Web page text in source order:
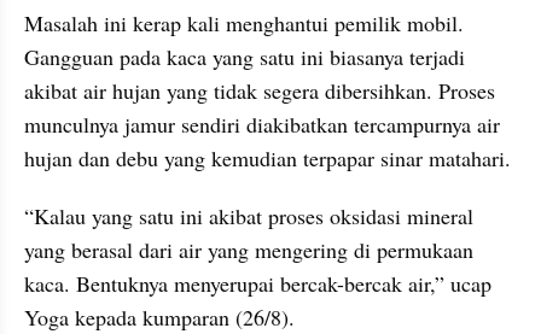
Masalah ini kerap kali menghantui pemilik mobil.
Gangguan pada kaca yang satu ini biasanya terjadi
akibat air hujan yang tidak segera dibersihkan. Proses
munculnya jamur sendiri diakibatkan tercampurnya air
hujan dan debu yang kemudian terpapar sinar matahari.
“Kalau yang satu ini akibat proses oksidasi mineral
yang berasal dari air yang mengering di permukaan
kaca. Bentuknya menyerupai bercak-bercak air,” ucap
Yoga kepada kumparan (26/8).